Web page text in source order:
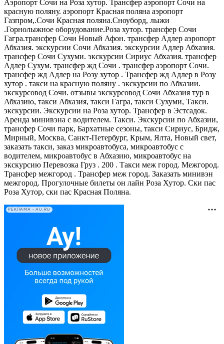
Аэропорт Сочи на Роза хутор. Трансфер аэропорт Сочи на
красную поляну. аэропорт Красная поляна аэропорт
Газпром,.Сочи Красная поляна.Сноуборд, лыжи
.Горнолыжное оборудование.Роза хутор. трансфер Сочи
Гагра.трансфер Сочи Новый Афон. трансфер Адлер аэропорт
Абхазия. экскурсии Сочи Абхазия. экскурсии Адлер Абхазия.
трансфер Сочи Сухуми. экскурсии Сириус Абхазия. трансфер
Адлер Сухум. трансфер жд Сочи . трансфер аэропорт Сочи.
трансфер жд Адлер на Розу хутор . Трансфер жд Адлер в Розу
хутор . такси на красную поляну . экскурсии по Абхазии.
экскурсовод Сочи. отзывы экскурсовод Сочи Абхазия тур в
Абхазию, такси Абхазия, такси Гагра, такси Сухуми, Такси.
экскурсии. Экскурсии на Роза хутор. Трансфер в Эстсадок.
Аренда минивэна с водителем. Такси. Экскурсии по Абхазии,
трансфер Сочи парк, Бархатные сезоны, такси Сириус, Бридж,
Мирный, Москва, Санкт-Петербург, Крым, Ялта, Новый свет,
заказать такси, заказ микроавтобуса, микроавтобус с
водителем, микроавтобус в Абхазию, микроавтобус на
экскурсию Перевозка Груз . 200 . Такси меж город. Межгород.
Трансфер межгород . Трансфер меж город. Заказать минивэн
межгород. Прогулочные билеты он лайн Роза Хутор. Ски пас
Роза Хутор, ски пас Красная Поляна.
РЕКЛАМА • AU.RU